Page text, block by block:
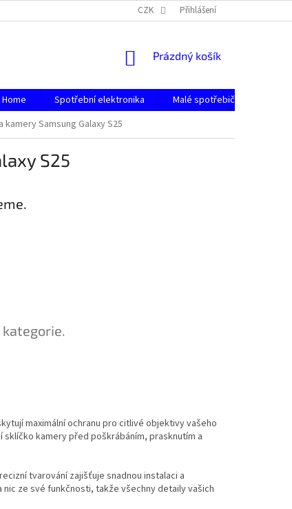
OCHRANY OSOBNÍCH ÚDAJŮ CZK Přihlášení
NÁKUPNÍ
Prázdný košík
Spotřební elektronika Malé spotřebiče
Samsung Galaxy S25
S25
maximální ochranu pro citlivé objektivy vašeho
kamery před poškrábáním, prasknutím a
tvarování zajišťuje snadnou instalaci a
ze své funkčnosti, takže všechny detaily vašich